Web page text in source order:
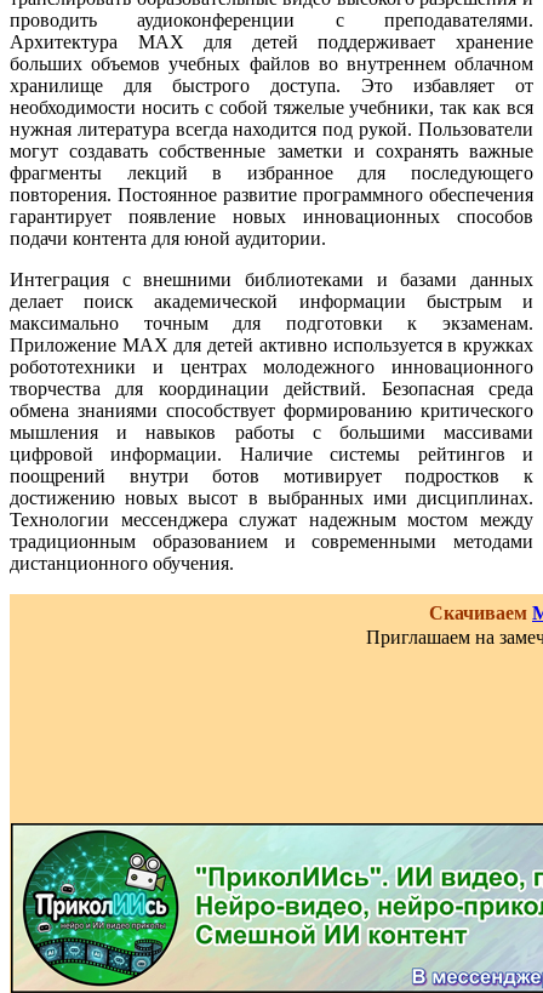
проводить аудиоконференции с преподавателями.
Архитектура MAX для детей поддерживает хранение
больших объемов учебных файлов во внутреннем облачном
хранилище для быстрого доступа. Это избавляет от
необходимости носить с собой тяжелые учебники, так как вся
нужная литература всегда находится под рукой. Пользователи
могут создавать собственные заметки и сохранять важные
фрагменты лекций в избранное для последующего
повторения. Постоянное развитие программного обеспечения
гарантирует появление новых инновационных способов
подачи контента для юной аудитории.
Интеграция с внешними библиотеками и базами данных
делает поиск академической информации быстрым и
максимально точным для подготовки к экзаменам.
Приложение MAX для детей активно используется в кружках
робототехники и центрах молодежного инновационного
творчества для координации действий. Безопасная среда
обмена знаниями способствует формированию критического
мышления и навыков работы с большими массивами
цифровой информации. Наличие системы рейтингов и
поощрений внутри ботов мотивирует подростков к
достижению новых высот в выбранных ими дисциплинах.
Технологии мессенджера служат надежным мостом между
традиционным образованием и современными методами
дистанционного обучения.
Скачиваем
Приглашаем на